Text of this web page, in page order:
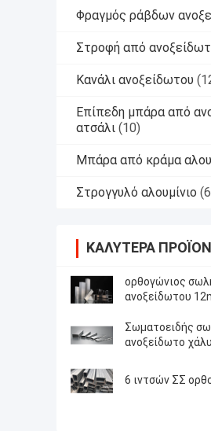
Φραγμός ράβδων
Στροφή από
Κανάλι ανοξείδωτου
Επίπεδη μπάρα από
ατσάλι (10)
Μπάρα από κράμα
Στρογγυλό αλουμίνιο
ΚΑΛΎΤΕΡΑ
ορθογώνιος
ανοξείδωτου
Σωματοειδής
ανοξείδωτο
6 ιντσών ΣΣ